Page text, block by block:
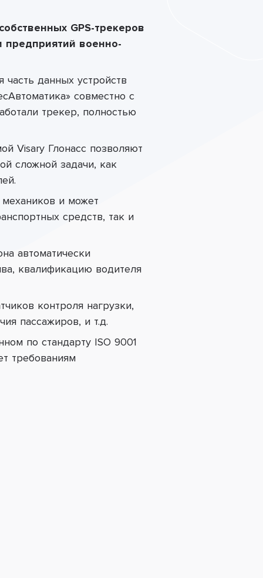
GPS-трекеров
предприятий военно-
данных устройств
совместно с
трекер, полностью
Visary Глонасс позволяют
сложной задачи, как
и может
средств, так и
автоматически
квалификацию водителя
контроля нагрузки,
пассажиров, и т.д.
по стандарту ISO 9001
требованиям